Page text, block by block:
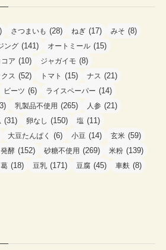
さつまいも (28) ねぎ (17) みそ (8)
ング (141) オートミール (15)
コア (10) ジャガイモ (8)
ス (52) トマト (15) ナス (21)
ビーツ (6) ライスペーパー (14)
乳製品不使用 (265) 人参 (21)
(31) 卵なし (150) 塩 (11)
大豆たんぱく (6) 小豆 (14) 玄米 (59)
発酵 (152) 砂糖不使用 (269) 米粉 (139)
葛 (18) 豆乳 (171) 豆腐 (45) 車麩 (8)